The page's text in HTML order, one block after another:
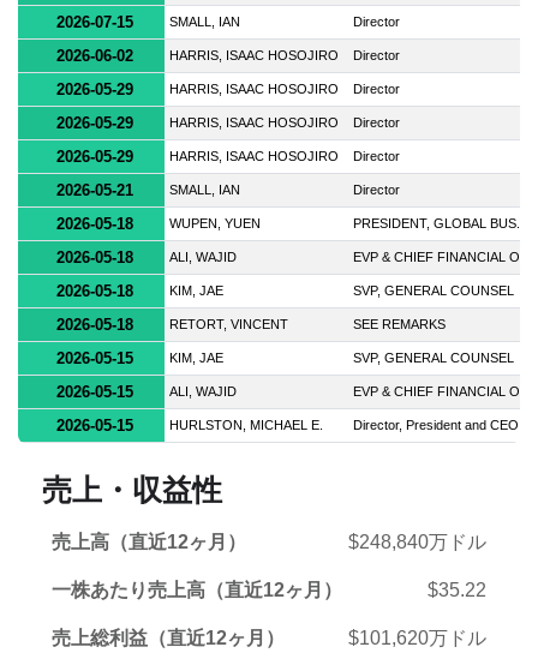
2026-07-15 SMALL, IAN Director
2026-06-02 HARRIS, ISAAC HOSOJIRO Director
2026-05-29 HARRIS, ISAAC HOSOJIRO Director
2026-05-29 HARRIS, ISAAC HOSOJIRO Director
2026-05-29 HARRIS, ISAAC HOSOJIRO Director
2026-05-21 SMALL, IAN Director
2026-05-18 WUPEN, YUEN PRESIDENT, GLOBAL BUS.
2026-05-18 ALI, WAJID EVP & CHIEF FINANCIAL
2026-05-18 KIM, JAE SVP, GENERAL COUNSEL
2026-05-18 RETORT, VINCENT SEE REMARKS
2026-05-15 KIM, JAE SVP, GENERAL COUNSEL
2026-05-15 ALI, WAJID EVP & CHIEF FINANCIAL
2026-05-15 HURLSTON, MICHAEL E. Director, President and CEO
売上・収益性
売上高（直近12ヶ月） $248,840万ドル
一株あたり売上高（直近12ヶ月） $35.22
売上総利益（直近12ヶ月） $101,620万ドル